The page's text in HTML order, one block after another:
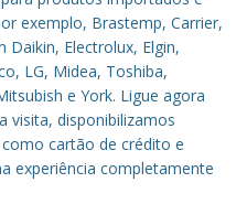
exemplo, Brastemp, Carrier,
Electrolux, Elgin,
LG, Midea, Toshiba,
e York. Ligue agora
visita, disponibilizamos
cartão de crédito e
experiência completamente